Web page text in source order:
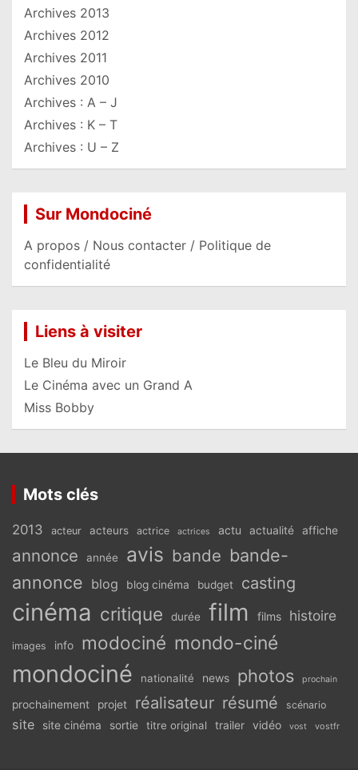
Archives 2013
Archives 2012
Archives 2011
Archives 2010
Archives : A – J
Archives : K – T
Archives : U – Z
Sur Mondociné
A propos / Nous contacter / Politique de
confidentialité
Liens à visiter
Le Bleu du Miroir
Le Cinéma avec un Grand A
Miss Bobby
Mots clés
2013 acteur acteurs actrice actrices actu actualité affiche
annonce année avis bande bande-
annonce blog blog cinéma budget casting
cinéma critique durée film films histoire
images info modociné mondo-ciné
mondociné nationalité news photos prochain
prochainement projet réalisateur résumé scénario
site site cinéma sortie titre original trailer vidéo vost vostfr